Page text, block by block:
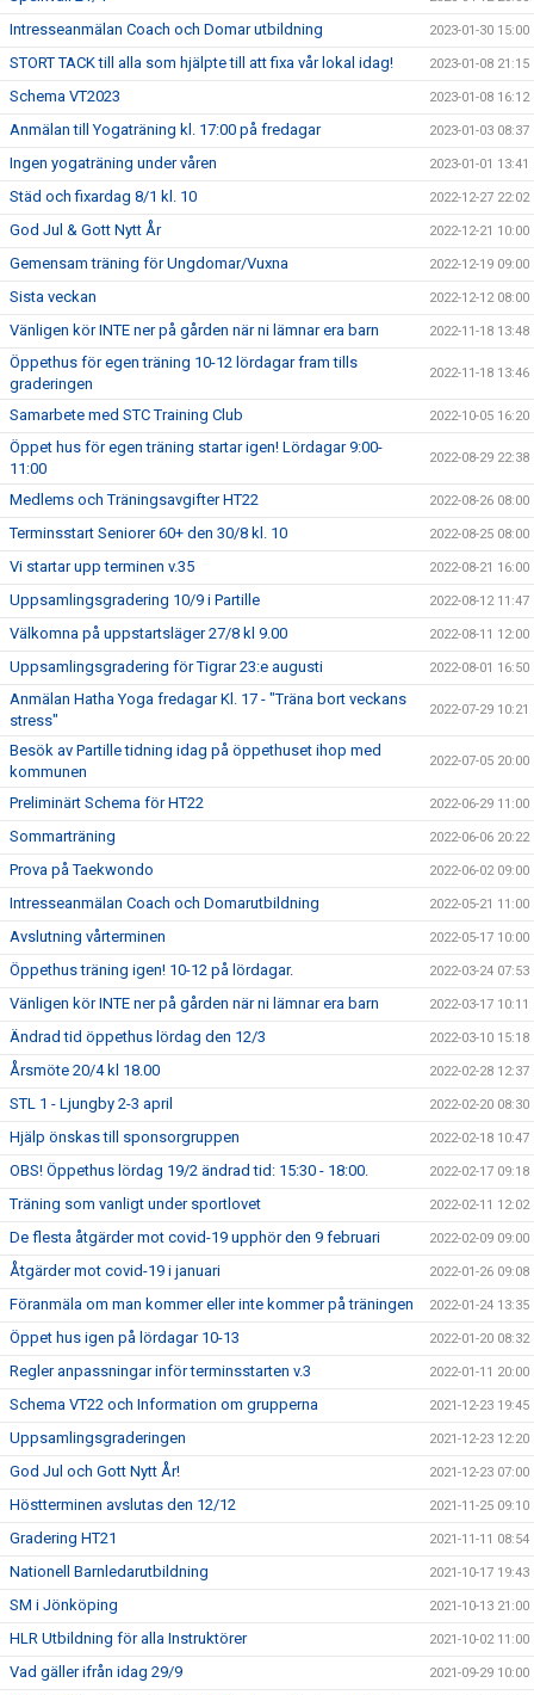
Intresseanmälan Coach och Domar utbildning 2023-01-30 15:00
STORT TACK till alla som hjälpte till att fixa vår lokal idag! 2023-01-08 21:15
Schema VT2023 2023-01-08 16:12
Anmälan till Yogaträning kl. 17:00 på fredagar 2023-01-03 08:37
Ingen yogaträning under våren 2023-01-01 13:41
Städ och fixardag 8/1 kl. 10 2022-12-27 22:02
God Jul & Gott Nytt År 2022-12-21 10:00
Gemensam träning för Ungdomar/Vuxna 2022-12-19 09:00
Sista veckan 2022-12-12 08:00
Vänligen kör INTE ner på gården när ni lämnar era barn 2022-11-18 13:48
Öppethus för egen träning 10-12 lördagar fram tills
graderingen
2022-11-18 13:46
Samarbete med STC Training Club 2022-10-05 16:20
Öppet hus för egen träning startar igen! Lördagar 9:00-
11:00
2022-08-29 22:38
Medlems och Träningsavgifter HT22 2022-08-26 08:00
Terminsstart Seniorer 60+ den 30/8 kl. 10 2022-08-25 08:00
Vi startar upp terminen v.35 2022-08-21 16:00
Uppsamlingsgradering 10/9 i Partille 2022-08-12 11:47
Välkomna på uppstartsläger 27/8 kl 9.00 2022-08-11 12:00
Uppsamlingsgradering för Tigrar 23:e augusti 2022-08-01 16:50
Anmälan Hatha Yoga fredagar Kl. 17 - "Träna bort veckans
stress"
2022-07-29 10:21
Besök av Partille tidning idag på öppethuset ihop med
kommunen
2022-07-05 20:00
Preliminärt Schema för HT22 2022-06-29 11:00
Sommarträning 2022-06-06 20:22
Prova på Taekwondo 2022-06-02 09:00
Intresseanmälan Coach och Domarutbildning 2022-05-21 11:00
Avslutning vårterminen 2022-05-17 10:00
Öppethus träning igen! 10-12 på lördagar. 2022-03-24 07:53
Vänligen kör INTE ner på gården när ni lämnar era barn 2022-03-17 10:11
Ändrad tid öppethus lördag den 12/3 2022-03-10 15:18
Årsmöte 20/4 kl 18.00 2022-02-28 12:37
STL 1 - Ljungby 2-3 april 2022-02-20 08:30
Hjälp önskas till sponsorgruppen 2022-02-18 10:47
OBS! Öppethus lördag 19/2 ändrad tid: 15:30 - 18:00. 2022-02-17 09:18
Träning som vanligt under sportlovet 2022-02-11 12:02
De flesta åtgärder mot covid-19 upphör den 9 februari 2022-02-09 09:00
Åtgärder mot covid-19 i januari 2022-01-26 09:08
Föranmäla om man kommer eller inte kommer på träningen 2022-01-24 13:35
Öppet hus igen på lördagar 10-13 2022-01-20 08:32
Regler anpassningar inför terminsstarten v.3 2022-01-11 20:00
Schema VT22 och Information om grupperna 2021-12-23 19:45
Uppsamlingsgraderingen 2021-12-23 12:20
God Jul och Gott Nytt År! 2021-12-23 07:00
Höstterminen avslutas den 12/12 2021-11-25 09:10
Gradering HT21 2021-11-11 08:54
Nationell Barnledarutbildning 2021-10-17 19:43
SM i Jönköping 2021-10-13 21:00
HLR Utbildning för alla Instruktörer 2021-10-02 11:00
Vad gäller ifrån idag 29/9 2021-09-29 10:00